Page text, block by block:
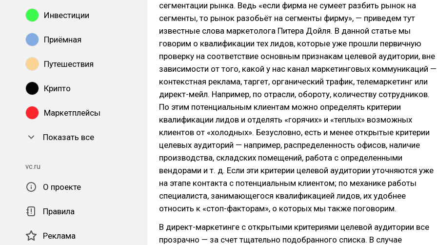
Инвестиции
Приёмная
Путешествия
Крипто
Маркетплейсы
Показать все
vc.ru
О проекте
Правила
Реклама
сегментации рынка. Ведь «если фирма не сумеет разбить рынок на
сегменты, то рынок разобьёт на сегменты фирму», — приведем тут
известные слова маркетолога Питера Дойля. В данной статье мы
говорим о квалификации тех лидов, которые уже прошли первичную
проверку на соответствие основным признакам целевой аудитории, вне
зависимости от того, какой у нас канал маркетинговых коммуникаций —
контекстная реклама, таргет, органический трафик, телемаркетинг или
директ-мейл. Например, по отрасли, обороту, количеству сотрудников.
По этим потенциальным клиентам можно определять критерии
квалификации лидов и отделять «горячих» и «теплых» возможных
клиентов от «холодных». Безусловно, есть и менее открытые критерии
целевых аудиторий — например, распределенность офисов, наличие
производства, складских помещений, работа с определенными
вендорами и т. д. Если эти критерии целевой аудитории уточняются уже
на этапе контакта с потенциальным клиентом; по механике работы
специалиста, занимающегося квалификацией лидов, их удобнее
относить к «стоп-факторам», о которых мы также поговорим.
В директ-маркетинге с открытыми критериями целевой аудитории все
прозрачно — за счет тщательно подобранного списка. В случае